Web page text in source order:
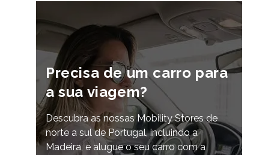
Precisa de um carro para
a sua viagem?
Descubra as nossas Mobility Stores de
norte a sul de Portugal, incluindo a
Madeira, e alugue o seu carro com a